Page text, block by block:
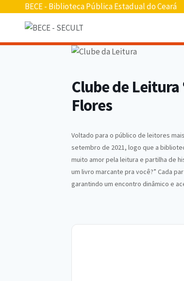
conteúdo
BECE - Biblioteca Pública Estadual do Ceará
Clube de Leitura
Flores
Voltado para o público de leitores
setembro de 2021, logo que a
muito amor pela leitura e partilha de
um livro marcante pra você?” Cada
garantindo um encontro dinâmico e